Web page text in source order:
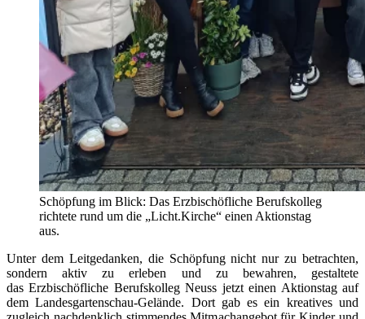
Schöpfung im Blick: Das Erzbischöfliche Berufskolleg
richtete rund um die „Licht.Kirche“ einen Aktionstag
aus.
Unter dem Leitgedanken, die Schöpfung nicht nur zu betrachten,
sondern aktiv zu erleben und zu bewahren, gestaltete
das Erzbischöfliche Berufskolleg Neuss jetzt einen Aktionstag auf
dem Landesgartenschau-Gelände. Dort gab es ein kreatives und